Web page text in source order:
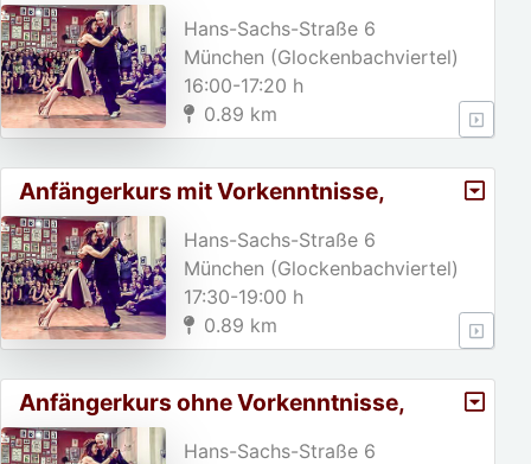
Hans-Sachs-Straße 6
München (Glockenbachviertel)
16:00-17:20 h
0.89 km
Anfängerkurs mit Vorkenntnisse,
A2/Weihnachtspause von 23. 1
Hans-Sachs-Straße 6
München (Glockenbachviertel)
17:30-19:00 h
0.89 km
Anfängerkurs ohne Vorkenntnisse,
A1/Weihnachtspause von 23.
Hans-Sachs-Straße 6